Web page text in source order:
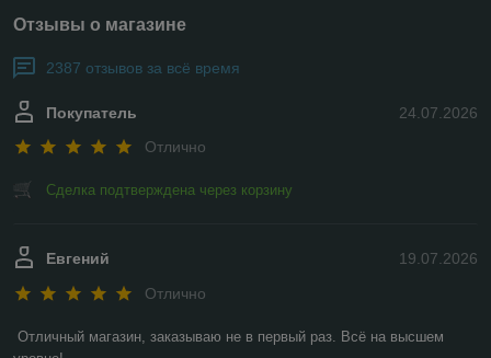
Отзывы о магазине
2387 отзывов за всё время
24.07.2026
Покупатель
Отлично
Сделка подтверждена через корзину
19.07.2026
Евгений
Отлично
Отличный магазин, заказываю не в первый раз. Всё на высшем